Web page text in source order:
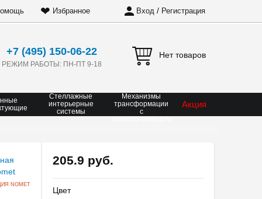
❤ Избранное Вход / Регистрация
+7 (495) 150-06-22
РЕЖИМ РАБОТЫ: ПН-ПТ 9-18
Нет товаров
Стеллажные
интерьерные
системы
Механизмы
трансформации
с
Акция
NOMET
205.9 руб.
Цвет